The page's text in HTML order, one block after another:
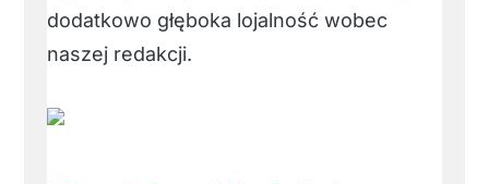
dodatkowo głęboka lojalność wobec
naszej redakcji.